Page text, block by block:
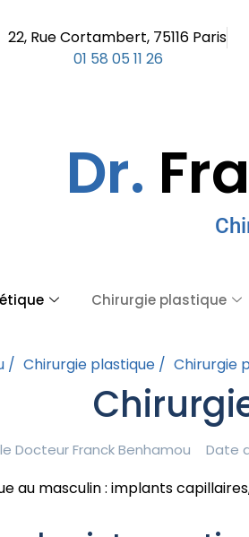
22, Rue Cortambert, 75116 Paris
01 58 05 11 26
Dr.
Chirurgie plastique
/ Chirurgie plastique / Chirurgie
Docteur Franck Benhamou Date
au masculin : implants